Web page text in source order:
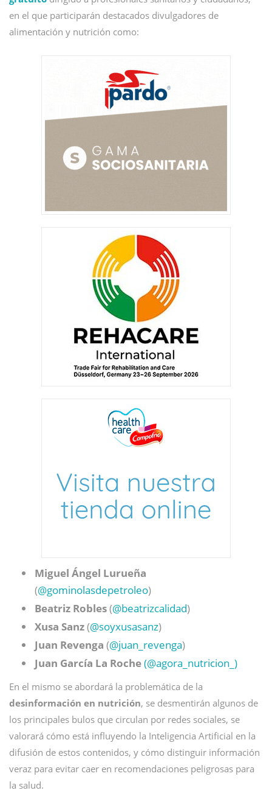
en el que participarán destacados divulgadores de
alimentación y nutrición como:
Miguel Ángel Lurueña
(@gominolasdepetroleo)
Beatriz Robles(@beatrizcalidad)
Xusa Sanz(@soyxusasanz)
Juan Revenga (@juan_revenga)
Juan García La Roche(@agora_nutricion_)
En el mismo se abordará la problemática de la
desinformación en nutrición, se desmentirán algunos de
los principales bulos que circulan por redes sociales, se
valorará cómo está influyendo la Inteligencia Artificial en la
difusión de estos contenidos, y cómo distinguir información
veraz para evitar caer en recomendaciones peligrosas para
la salud.